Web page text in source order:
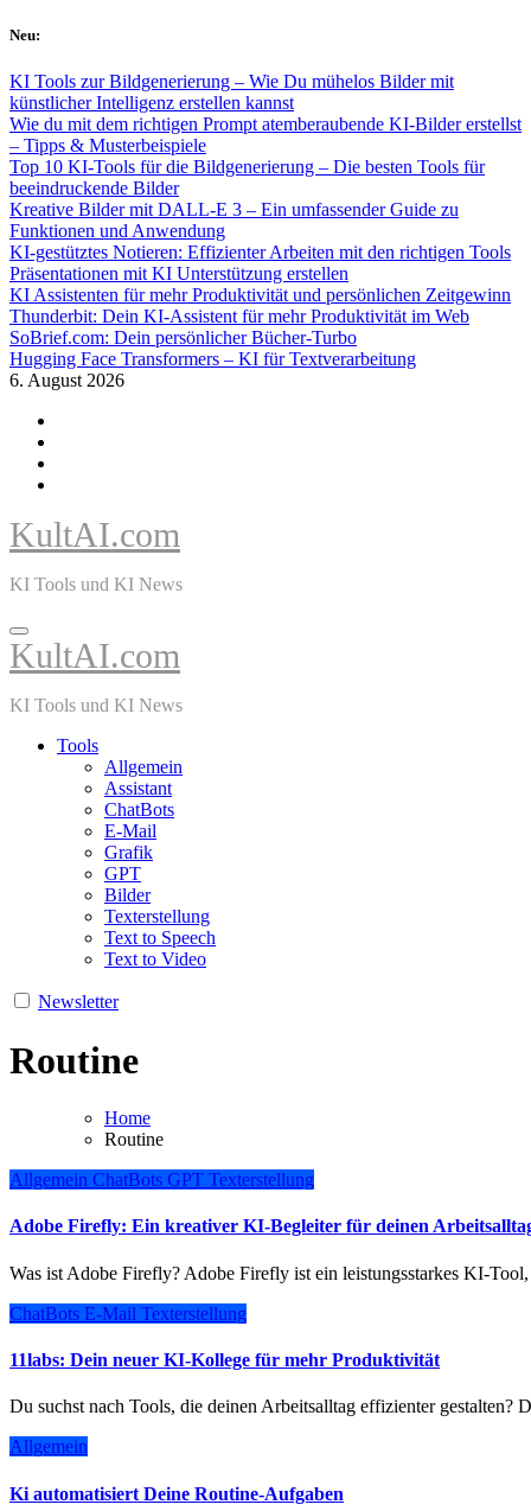
Skip
content
Neu:
KI Tools zur Bildgenerierung – Wie Du mühelos Bilder mit
künstlicher Intelligenz erstellen kannst
Wie du mit dem richtigen Prompt atemberaubende KI-Bilder erstellst
– Tipps & Musterbeispiele
Top 10 KI-Tools für die Bildgenerierung – Die besten Tools für
beeindruckende Bilder
Kreative Bilder mit DALL-E 3 – Ein umfassender Guide zu
Funktionen und Anwendung
KI-gestütztes Notieren: Effizienter Arbeiten mit den richtigen Tools
Präsentationen mit KI Unterstützung erstellen
KI Assistenten für mehr Produktivität und persönlichen Zeitgewinn
Thunderbit: Dein KI-Assistent für mehr Produktivität im Web
SoBrief.com: Dein persönlicher Bücher-Turbo
Hugging Face Transformers – KI für Textverarbeitung
6. August 2026
KultAI.com
KI Tools und KI News
KultAI.com
KI Tools und KI News
Tools
Allgemein
Assistant
ChatBots
E-Mail
Grafik
GPT
Bilder
Texterstellung
Text to Speech
Text to Video
Newsletter
Routine
Home
Routine
Allgemein ChatBots GPT Texterstellung
Adobe Firefly: Ein kreativer KI-Begleiter für deinen
Was ist Adobe Firefly? Adobe Firefly ist ein leistungsstarkes KI-
ChatBots E-Mail Texterstellung
11labs: Dein neuer KI-Kollege für mehr Produktivität
Du suchst nach Tools, die deinen Arbeitsalltag effizienter
Allgemein
Ki automatisiert Deine Routine-Aufgaben